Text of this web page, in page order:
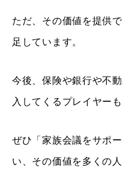
ただ、その価値を提供
足しています。
今後、保険や銀行や不
入してくるプレイヤー
ぜひ「家族会議をサポ
い、その価値を多くの